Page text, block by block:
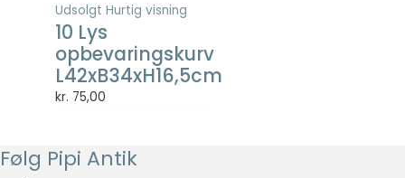
kr. 249,00.kr. 99,60.
Udsolgt Hurtig visning
10 Lys
opbevaringskurv
L42xB34xH16,5cm
kr. 75,00
Følg Pipi Antik
rapportere
oplysninger
anonymt.
hjemmeside
skal fungere